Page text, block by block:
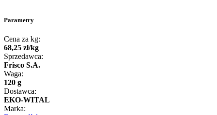
Parametry
Cena za kg:
68,25 zł/kg
Sprzedawca:
Frisco S.A.
Waga:
120 g
Dostawca:
EKO-WITAL
Marka: